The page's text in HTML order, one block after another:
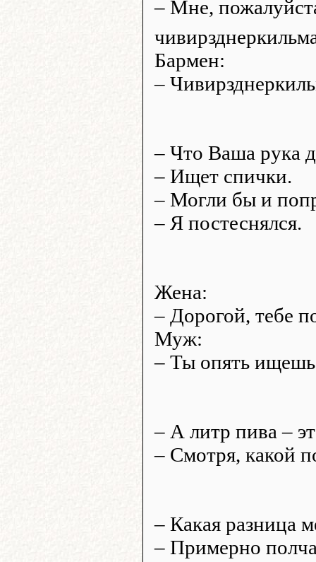
– Мне,
Бармен:
–
– Что Ваша рука
– Ищет спички.
– Могли бы и
– Я постеснялся.
Жена:
– Дорогой, тебе
Муж:
– Ты опять ищешь
– А литр пива –
– Смотря, какой
– Какая разница
– Примерно